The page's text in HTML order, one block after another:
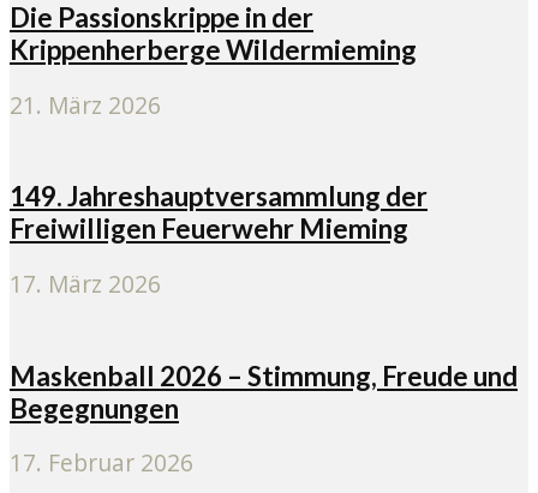
Die Passionskrippe in der
Krippenherberge Wildermieming
21. März 2026
149. Jahreshauptversammlung der
Freiwilligen Feuerwehr Mieming
17. März 2026
Maskenball 2026 – Stimmung, Freude und
Begegnungen
17. Februar 2026